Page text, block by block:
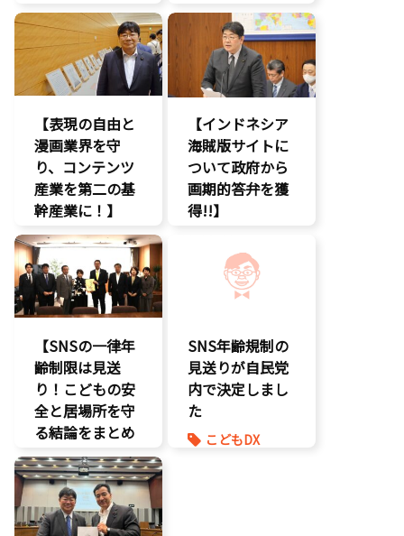
知的財産
経済政策
著作権
報道記事
知的財産
著作権
DX
命を守る
防災
【表現の自由と
漫画業界を守
り、コンテンツ
産業を第二の基
幹産業に！】
エンタメ支援
二次創作保護
著作権
表現規制
【インドネシア
海賊版サイトに
ついて政府から
画期的答弁を獲
得!!】
エンタメ産業
促進
デジタル著作
国会質疑
海賊版
知的財産
表現規制
【SNSの一律年
齢制限は見送
り！こどもの安
全と居場所を守
る結論をまとめ
ました】
こどもDX
こどもの権利
こども政策
SNS年齢規制の
見送りが自民党
内で決定しまし
た
こどもDX